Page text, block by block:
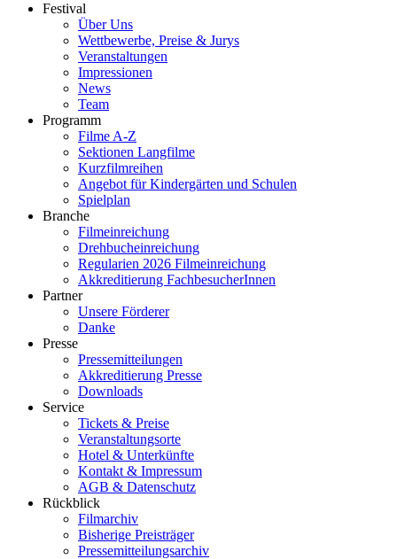
Festival
Über Uns
Wettbewerbe, Preise & Jurys
Veranstaltungen
Impressionen
News
Team
Programm
Filme A-Z
Sektionen Langfilme
Kurzfilmreihen
Angebot für Kindergärten und Schulen
Spielplan
Branche
Filmeinreichung
Drehbucheinreichung
Regularien 2026 Filmeinreichung
Akkreditierung FachbesucherInnen
Partner
Unsere Förderer
Danke
Presse
Pressemitteilungen
Akkreditierung Presse
Downloads
Service
Tickets & Preise
Veranstaltungsorte
Hotel & Unterkünfte
Kontakt & Impressum
AGB & Datenschutz
Rückblick
Filmarchiv
Bisherige Preisträger
Pressemitteilungsarchiv